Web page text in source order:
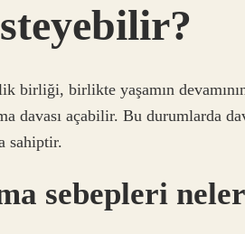
birlikte yaşamın
davası açabilir. Bu durumlarda
sahiptir.
sebepleri